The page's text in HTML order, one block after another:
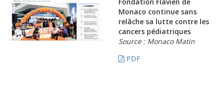
Monaco continue sans
relâche sa lutte contre les
cancers pédiatriques
Source : Monaco Matin
PDF